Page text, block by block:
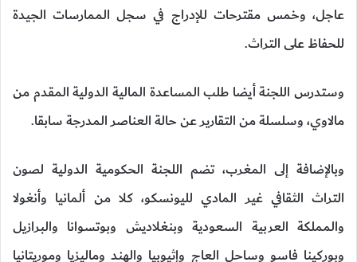
عاجل، وخمس مقترحات للإدراج في سجل الممارسات الجيدة
للحفاظ على التراث.
وستدرس اللجنة أيضا طلب المساعدة المالية الدولية المقدم من
مالاوي، وسلسلة من التقارير عن حالة العناصر المدرجة سابقا.
وبالإضافة إلى المغرب، تضم اللجنة الحكومية الدولية لصون
التراث الثقافي غير المادي لليونسكو، كلا من ألمانيا وأنغولا
والمملكة العربية السعودية وبنغلاديش وبوتسوانا والبرازيل
وبوركينا فاسو وساحل العاج وإثيوبيا والهند وماليزيا وموريتانيا